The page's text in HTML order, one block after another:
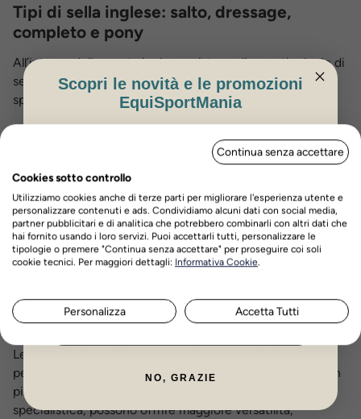
Tipi di sella inglese: salto, dressage,
completo e pony
All’interno della monta inglese esistono diverse tipologie di
sella, ognuna con caratteristiche pensate per un utilizzo
specifico.
studiati per aiutare il cavaliere nelle fasi di avvicinamento,
stacco, parabola e ricezione del salto. Sono indicate per
chi pratica salto ostacoli, lavoro su barriere, cavalletti e
percorsi.
LeSelle da Dressageprivilegiano invece una posizione più
profonda, composta e verticale. Di solito presentano
della gamba, la stabilità dell’assetto e una comunicazione
più precisa durante il lavoro in piano.
Le
pensata per chi pratica una disciplina che unisce lavoro in
piano, salto e cross country. Rispetto a una sella molto
specialistica, possono offrire maggiore versatilità,
Continua senza accettare
Cookies sotto controllo
Utilizziamo cookies anche di terze parti per migliorare l'esperienza utente e
personalizzare contenuti e ads. Condividiamo alcuni dati con social media,
partner pubblicitari e di analitica che potrebbero combinarli con altri dati che
hai fornito usando i loro servizi. Puoi accettarli tutti, personalizzare le
tipologie o premere "Continua senza accettare" per proseguire coi soli
cookie tecnici. Per maggiori dettagli: Informativa Cookie
Personalizza Accetta Tutti
Scopri le novità e le promozioni
EquiSportMania
ISCRIVITI PER OTTENERE IL 5%
DI SCONTO
Nome Cognome
NO, GRAZIE